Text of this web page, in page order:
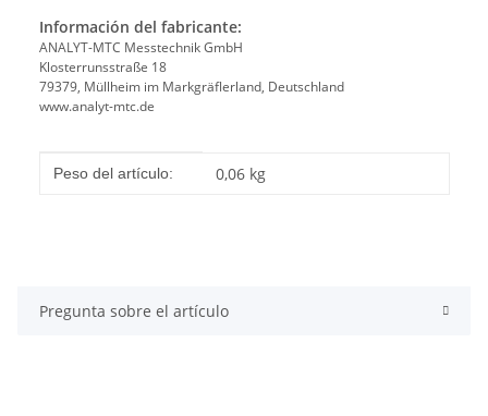
Información del fabricante:
ANALYT-MTC Messtechnik GmbH
Klosterrunsstraße 18
79379, Müllheim im Markgräflerland, Deutschland
www.analyt-mtc.de
#productDetails.itemInformation#
#productDetails.itemValue#
Peso del artículo: 0,06 kg
Pregunta sobre el artículo